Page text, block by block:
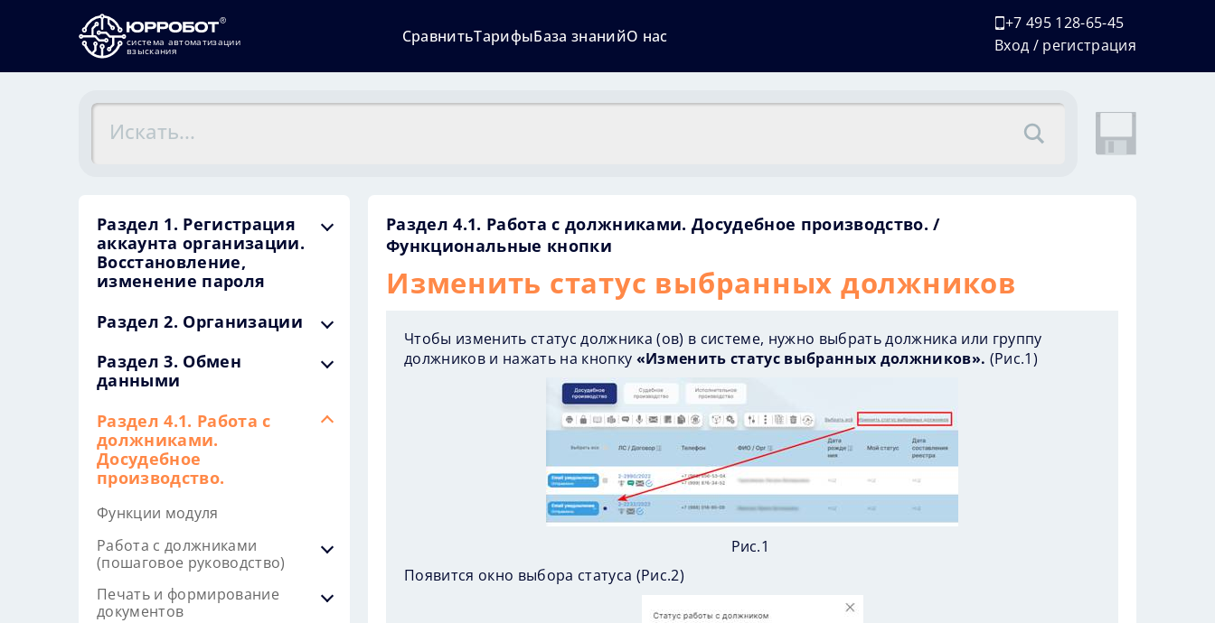
система автоматизации
взыскания
СравнитьТарифыБаза знанийО нас
+7 495 128-65-45
Вход / регистрация
Раздел 1. Регистрация
аккаунта организации.
Восстановление,
изменение пароля
Раздел 2. Организации
Раздел 3. Обмен
данными
Раздел 4.1. Работа с
должниками.
Досудебное
производство.
Функции модуля
Работа с должниками
(пошаговое руководство)
Печать и формирование
документов
Раздел 4.1. Работа с должниками. Досудебное производство.
Функциональные кнопки
Изменить статус выбранных должников
Чтобы изменить статус должника (ов) в системе, нужно выбрать должника или группу
должников и нажать на кнопку «Изменить статус выбранных должников». (Рис.1)
Рис.1
Появится окно выбора статуса (Рис.2)